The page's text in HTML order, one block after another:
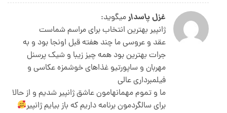
غزل پاسدارمیگوید:
ژانپیر بهترین انتخاب برای مراسم شماست
عقد و عروسی ما چند هفته قبل اونجا بود و به
جرات بهترین بود همه چیز زیبا و شیک پرسنل
مهربان و ساپورتیو غذاهای خوشمزه عکاسی و
فیلمبرداری عالی
ما و تموم مهمانهامون عاشق ژانپیر شدیم و از حالا
برای سالگردمون برنامه داریم که باز بیایم ژانپیر